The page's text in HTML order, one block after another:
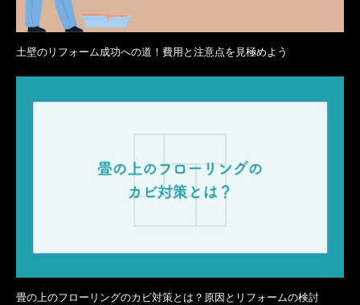
土壁のリフォーム成功への道！費用と注意点を見極めよう
畳の上のフローリングのカビ対策とは？原因とリフォームの検討